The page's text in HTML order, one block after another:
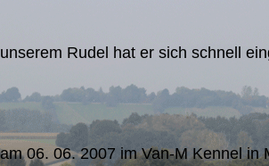
Rudel hat er sich schnell
06. 06. 2007 im Van-M Kennel